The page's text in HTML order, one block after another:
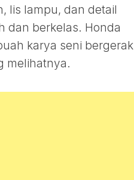
lis lampu, dan detail
dan berkelas. Honda
karya seni bergerak
melihatnya.